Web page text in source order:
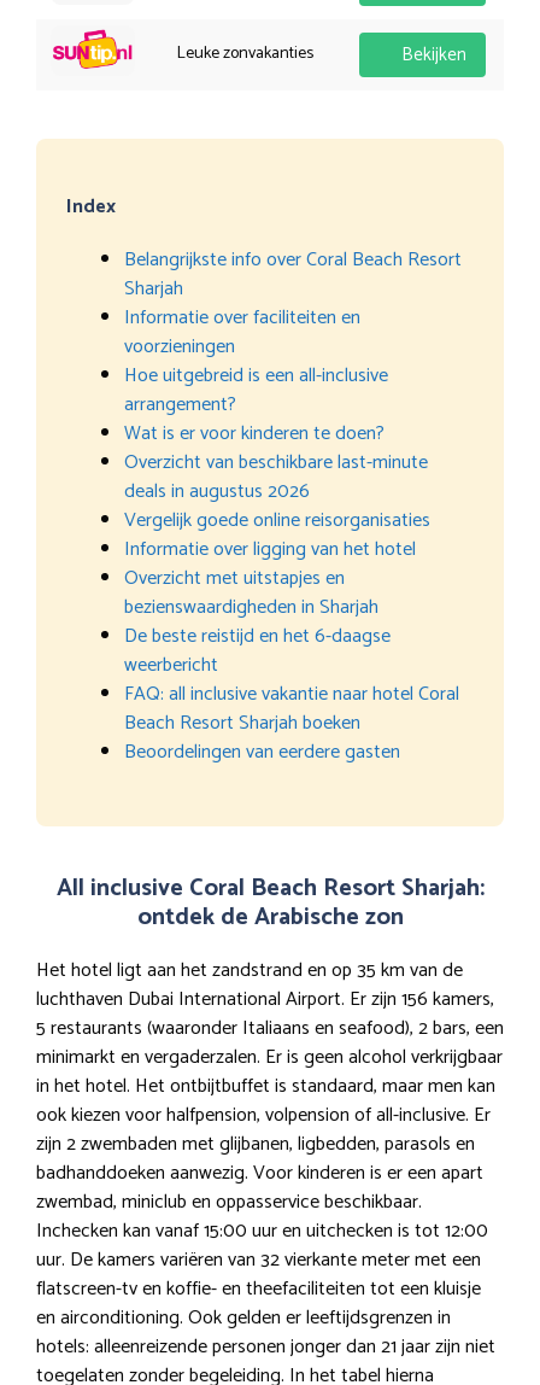
Leuke zonvakanties Bekijken
Index
Belangrijkste info over Coral Beach Resort
Sharjah
Informatie over faciliteiten en
voorzieningen
Hoe uitgebreid is een all-inclusive
arrangement?
Wat is er voor kinderen te doen?
Overzicht van beschikbare last-minute
deals in augustus 2026
Vergelijk goede online reisorganisaties
Informatie over ligging van het hotel
Overzicht met uitstapjes en
bezienswaardigheden in Sharjah
De beste reistijd en het 6-daagse
weerbericht
FAQ: all inclusive vakantie naar hotel Coral
Beach Resort Sharjah boeken
Beoordelingen van eerdere gasten
All inclusive Coral Beach Resort Sharjah:
ontdek de Arabische zon
Het hotel ligt aan het zandstrand en op 35 km van de
luchthaven Dubai International Airport. Er zijn 156 kamers,
5 restaurants (waaronder Italiaans en seafood), 2 bars, een
minimarkt en vergaderzalen. Er is geen alcohol verkrijgbaar
in het hotel. Het ontbijtbuffet is standaard, maar men kan
ook kiezen voor halfpension, volpension of all-inclusive. Er
zijn 2 zwembaden met glijbanen, ligbedden, parasols en
badhanddoeken aanwezig. Voor kinderen is er een apart
zwembad, miniclub en oppasservice beschikbaar.
Inchecken kan vanaf 15:00 uur en uitchecken is tot 12:00
uur. De kamers variëren van 32 vierkante meter met een
flatscreen-tv en koffie- en theefaciliteiten tot een kluisje
en airconditioning. Ook gelden er leeftijdsgrenzen in
hotels: alleenreizende personen jonger dan 21 jaar zijn niet
toegelaten zonder begeleiding. In het tabel hierna